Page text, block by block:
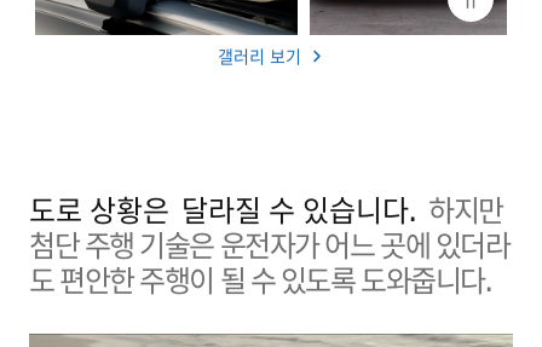
갤러리 보기
도로 상황은 달라질 수 있습니다. 하지만
첨단 주행 기술은 운전자가 어느 곳에 있더라
도 편안한 주행이 될 수 있도록 도와줍니다.